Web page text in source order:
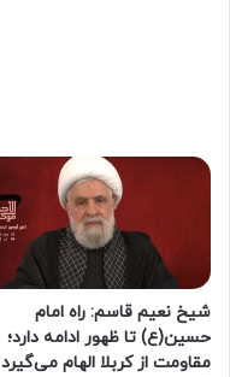
شیخ نعیم قاسم: راه امام
حسین(ع) تا ظهور ادامه دارد؛
مقاومت از کربلا الهام می‌گیرد